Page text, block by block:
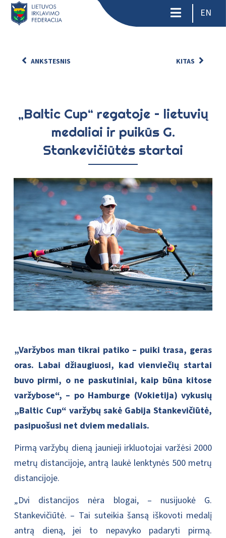
EN
ANKSTESNIS KITAS
„Baltic Cup“ regatoje – lietuvių
medaliai ir puikūs G.
Stankevičiūtės startai
„Varžybos man tikrai patiko – puiki trasa, geras
oras. Labai džiaugiuosi, kad vienviečių startai
buvo pirmi, o ne paskutiniai, kaip būna kitose
varžybose“, – po Hamburge (Vokietija) vykusių
„Baltic Cup“ varžybų sakė Gabija Stankevičiūtė,
pasipuošusi net dviem medaliais.
Pirmą varžybų dieną jaunieji irkluotojai varžėsi 2000
metrų distancijoje, antrą laukė lenktynės 500 metrų
distancijoje.
„Dvi distancijos nėra blogai, – nusijuokė G.
Stankevičiūtė. – Tai suteikia šansą iškovoti medalį
antrą dieną, jei to nepavyko padaryti pirmą.